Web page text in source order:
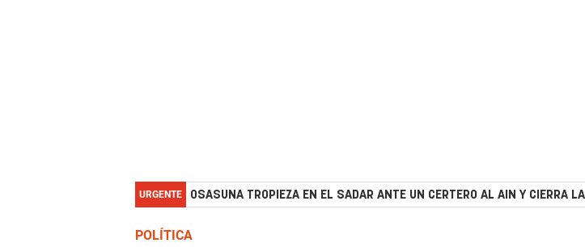
URGENTE OSASUNA TROPIEZA EN EL SADAR ANTE UN CERTERO AL AIN Y CIERRA
POLÍTICA